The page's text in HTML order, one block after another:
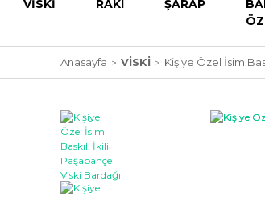
VİSKİ RAKI ŞARAP
Anasayfa VİSKİ Kişiye Özel İsim